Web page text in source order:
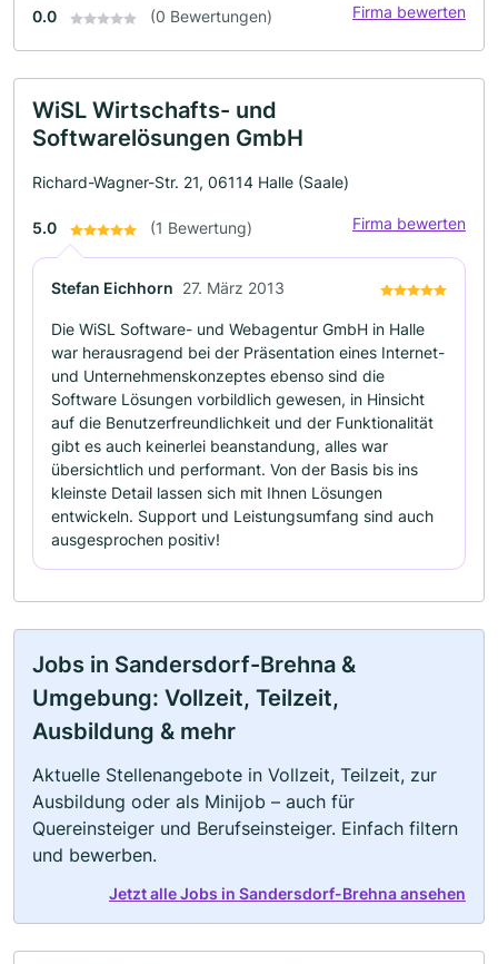
0.0 (0 Bewertungen) Firma bewerten
WiSL Wirtschafts- und
Softwarelösungen GmbH
Richard-Wagner-Str. 21, 06114 Halle (Saale)
5.0 (1 Bewertung) Firma bewerten
Stefan Eichhorn 27. März 2013
Die WiSL Software- und Webagentur GmbH in Halle
war herausragend bei der Präsentation eines Internet-
und Unternehmenskonzeptes ebenso sind die
Software Lösungen vorbildlich gewesen, in Hinsicht
auf die Benutzerfreundlichkeit und der Funktionalität
gibt es auch keinerlei beanstandung, alles war
übersichtlich und performant. Von der Basis bis ins
kleinste Detail lassen sich mit Ihnen Lösungen
entwickeln. Support und Leistungsumfang sind auch
ausgesprochen positiv!
Jobs in Sandersdorf-Brehna &
Umgebung: Vollzeit, Teilzeit,
Ausbildung & mehr
Aktuelle Stellenangebote in Vollzeit, Teilzeit, zur
Ausbildung oder als Minijob – auch für
Quereinsteiger und Berufseinsteiger. Einfach filtern
und bewerben.
Jetzt alle Jobs in Sandersdorf-Brehna ansehen